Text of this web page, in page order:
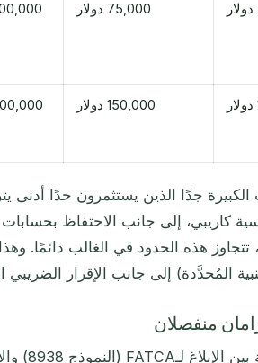
75,000 دولار 200,000
150,000 دولار 400,000
جنسية كاريبي، إلى جانب الاحتفاظ
تتجاوز هذه الحدود في الغالب دائمًا.